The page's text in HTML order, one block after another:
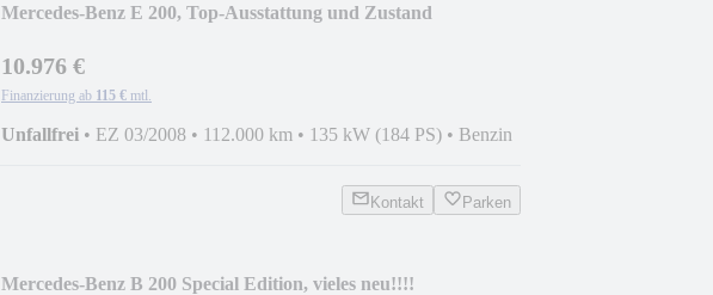
Mercedes-Benz E 200, Top-Ausstattung und Zustand
10.976 €
Finanzierung ab 115 € mtl.
Unfallfrei • EZ 03/2008 • 112.000 km • 135 kW (184 PS) • Benzin
Kontakt Parken
Mercedes-Benz B 200 Special Edition, vieles neu!!!!